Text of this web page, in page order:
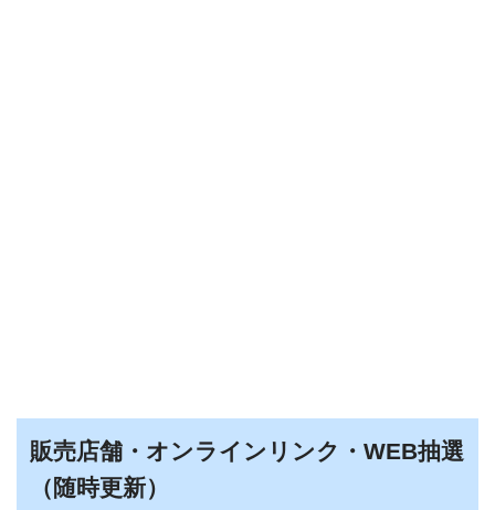
販売店舗・オンラインリンク・WEB抽選
（随時更新）